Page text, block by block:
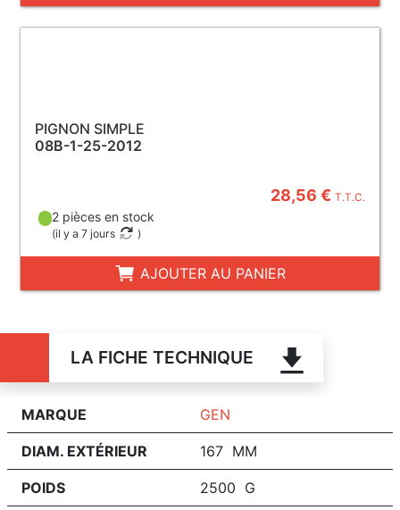
PIGNON SIMPLE
08B-1-25-2012
28,56 €T.T.C.
2 pièces en stock
(il y a 7 jours )
AJOUTER AU PANIER
LA FICHE TECHNIQUE
MARQUE GEN
DIAM. EXTÉRIEUR 167 MM
POIDS 2500 G